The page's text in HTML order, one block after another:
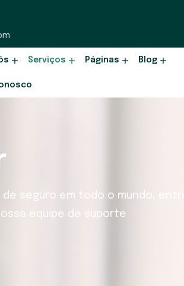
Serviços Páginas Blog
seguro em todo o mundo, entre
equipe de suporte